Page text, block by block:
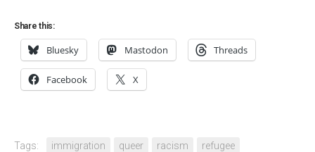
Share this:
Bluesky Mastodon Threads
Facebook X
Tags: immigration queer racism refugee